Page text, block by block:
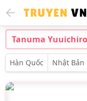
Tanuma
Hàn Quốc Nhật Bản